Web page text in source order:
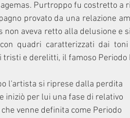
Purtroppo fu costretto a
provato da una relazione
non aveva retto alla delusione e
quadri caratterizzati dai
tristi e derelitti, il famoso Periodo
l'artista si riprese dalla perdita
iniziò per lui una fase di relativo
venne definita come Periodo